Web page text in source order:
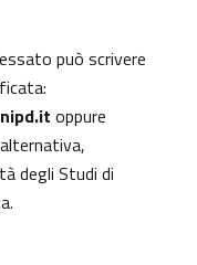
può scrivere
oppure
degli Studi di